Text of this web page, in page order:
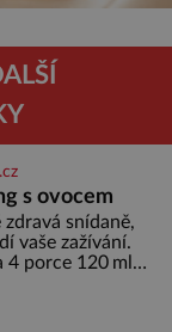
s ovocem
snídaně,
vaše zažívání.
120 ml